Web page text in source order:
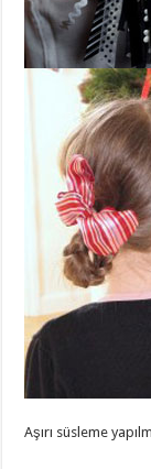
Aşırı süsleme